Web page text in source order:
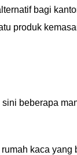
bagi
produk
beberapa
kaca yang